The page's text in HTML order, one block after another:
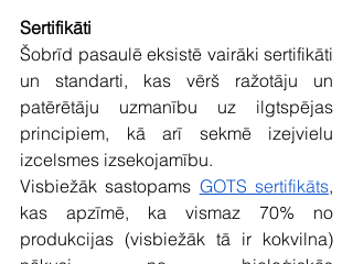
Sertifikāti
Šobrīd pasaulē eksistē vairāki sertifikāti
un standarti, kas vērš ražotāju un
patērētāju uzmanību uz ilgtspējas
principiem, kā arī sekmē izejvielu
izcelsmes izsekojamību.
Visbiežāk sastopams GOTS sertifikāts,
kas apzīmē, ka vismaz 70% no
produkcijas (visbiežāk tā ir kokvilna)